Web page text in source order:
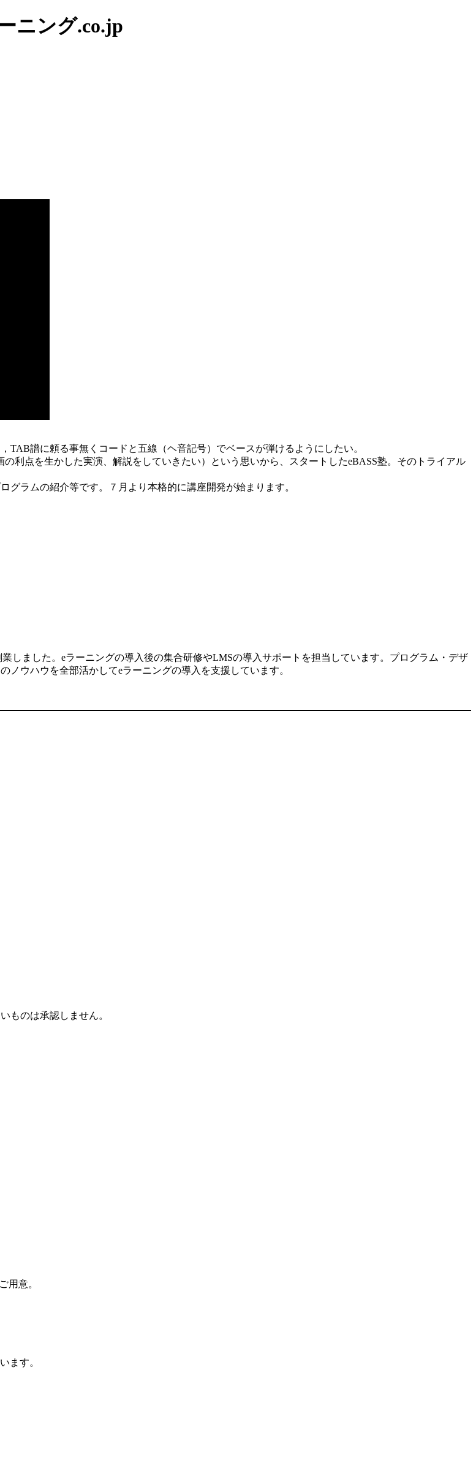
ニング.co.jp
譜­に頼る事無くコードと五線（ヘ音記号）でベースが弾けるようにしたい。
利点を生かした実演、解説をしていきたい）という思いから、スタートしたeBA­SS塾。そのトライアル
グラムの­紹介等です。７月より本格的に講座開発が始まります。
しました。eラーニングの導入後の集合研修やLMSの導入サポートを担当しています。プログラム・デザ
ウハウを全部活かしてeラーニングの導入を支援しています。
ものは承認しません。
用意。
ます。